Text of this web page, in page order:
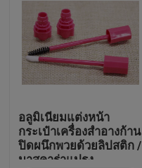
อลูมิเนียมแต่งหน้า
กระเป๋าเครื่องสำอางก้าน
ปิดผนึกพวยด้วยลิปสติก /
มาสคาร่าแปรง